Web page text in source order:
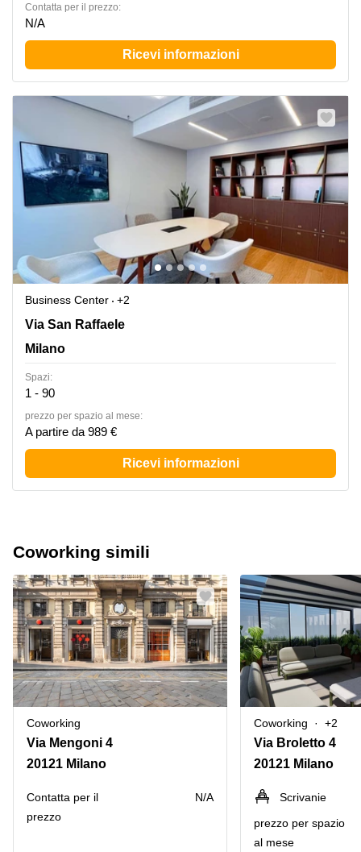
Сontatta per il prezzo:
N/A
Ricevi informazioni
Business Center
+2
Via San Raffaele 1,Zona Duomo, Milano
Via San Raffaele
Milano
Spazi:
1 - 90
prezzo per spazio al mese:
A partire da 989 €
Ricevi informazioni
Coworking simili
Coworking
Via Mengoni 4
20121 Milano
Сontatta per il
prezzo
N/A
Coworking +2
Via Broletto 4
20121 Milano
Scrivanie
prezzo per spazio
al mese